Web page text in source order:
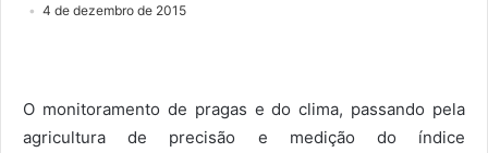
4 de dezembro de 2015
O monitoramento de pragas e do clima, passando pela
agricultura de precisão e medição do índice